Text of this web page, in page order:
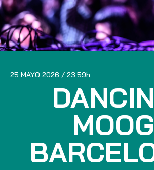
25 MAYO 2026 23:59
MOOG